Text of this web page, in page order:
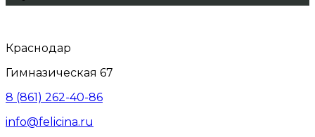
Краснодар
Гимназическая 67
8 (861) 262-40-86
info@felicina.ru